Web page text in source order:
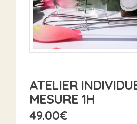
ATELIER
MESURE 1H
49.00€